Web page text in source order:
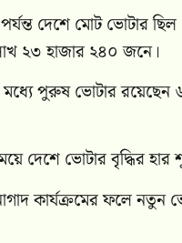
দেশে মোট ভোটার
২৩ হাজার ২৪০ জনে।
মধ্যে পুরুষ ভোটার
দেশে ভোটার বৃদ্ধির
কার্যক্রমের ফলে নতুন